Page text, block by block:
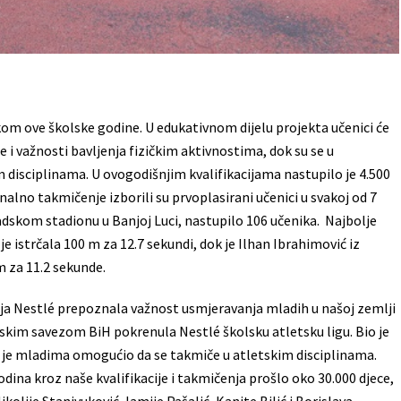
ove školske godine. U edukativnom dijelu projekta učenici će
važnosti bavljenja fizičkim aktivnostima, dok su se u
U ovogodišnjim kvalifikacijama nastupilo je 4.500
takmičenje izborili su prvoplasirani učenici u svakoj od 7
stadionu u Banjoj Luci, nastupilo 106 učenika. Najbolje
istrčala 100 m za 12.7 sekundi, dok je Ilhan Ibrahimović iz
11.2 sekunde.
Nestlé prepoznala važnost usmjeravanja mladih u našoj zemlji
savezom BiH pokrenula Nestlé školsku atletsku ligu. Bio je
mladima omogućio da se takmiče u atletskim disciplinama.
kroz naše kvalifikacije i takmičenja prošlo oko 30.000 djece,